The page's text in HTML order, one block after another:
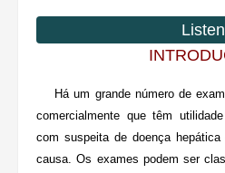
Há um grande número de
comercialmente que têm
com suspeita de doença
causa. Os exames podem ser